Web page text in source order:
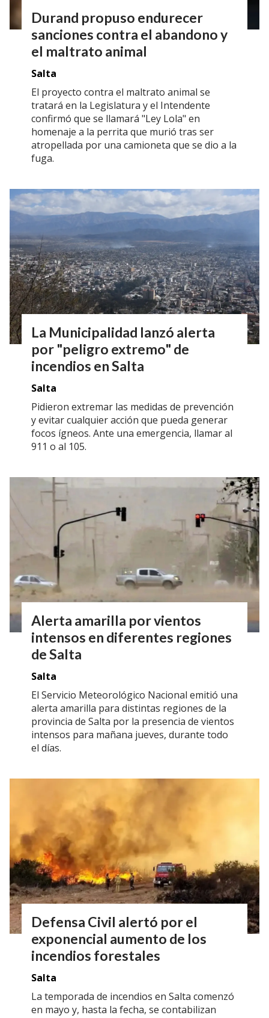
Durand propuso endurecer
sanciones contra el abandono y
el maltrato animal
Salta
El proyecto contra el maltrato animal se
tratará en la Legislatura y el Intendente
confirmó que se llamará "Ley Lola" en
homenaje a la perrita que murió tras ser
atropellada por una camioneta que se dio a la
fuga.
La Municipalidad lanzó alerta
por "peligro extremo" de
incendios en Salta
Salta
Pidieron extremar las medidas de prevención
y evitar cualquier acción que pueda generar
focos ígneos. Ante una emergencia, llamar al
911 o al 105.
Alerta amarilla por vientos
intensos en diferentes regiones
de Salta
Salta
El Servicio Meteorológico Nacional emitió una
alerta amarilla para distintas regiones de la
provincia de Salta por la presencia de vientos
intensos para mañana jueves, durante todo
el días.
Defensa Civil alertó por el
exponencial aumento de los
incendios forestales
Salta
La temporada de incendios en Salta comenzó
en mayo y, hasta la fecha, se contabilizan